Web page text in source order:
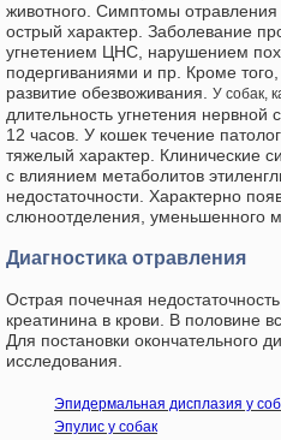
животного. Симптомы отравления
острый характер. Заболевание
угнетением ЦНС, нарушением
подергиваниями и пр. Кроме
развитие обезвоживания. У собак,
длительность угнетения нервной
12 часов. У кошек течение
тяжелый характер. Клинические
с влиянием метаболитов
недостаточности. Характерно
слюноотделения, уменьшенного
Диагностика отравления
Острая почечная
креатинина в крови. В половине
Для постановки окончательного
исследования.
Эпидермальная дисплазия у
Эпулис у собак